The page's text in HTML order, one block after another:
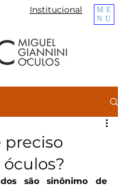
ME
NU
Institucional
preciso
são sinônimo de